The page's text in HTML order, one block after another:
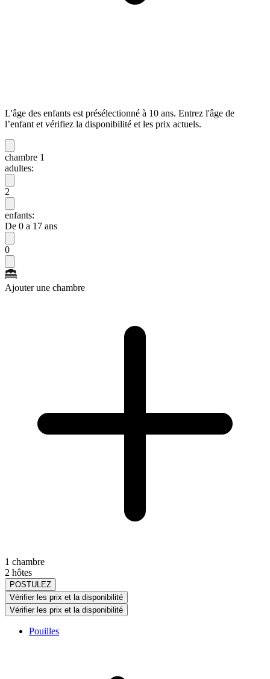
L'âge des enfants est présélectionné à 10 ans. Entrez l'âge de
l’enfant et vérifiez la disponibilité et les prix actuels.
chambre 1
adultes:
2
enfants:
De 0 a 17 ans
0
Ajouter une chambre
1 chambre
2 hôtes
POSTULEZ
Vérifier les prix et la disponibilité
Vérifier les prix et la disponibilité
Pouilles